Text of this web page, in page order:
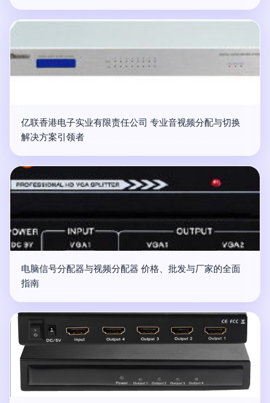
亿联香港电子实业有限责任公司 专业音视频分配与切换
解决方案引领者
电脑信号分配器与视频分配器 价格、批发与厂家的全面
指南